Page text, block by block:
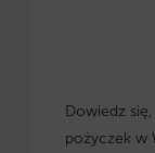
Dowiedz
pożyczek w